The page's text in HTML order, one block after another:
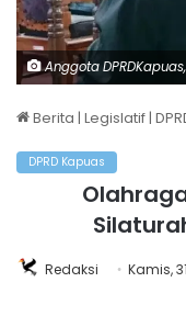
Anggota
Berita | Legislatif|
DPRD Kapuas
Redaksi Kamis,